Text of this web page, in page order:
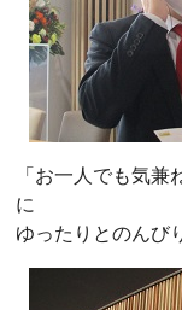
「お一人でも気
に
ゆったりとのんび